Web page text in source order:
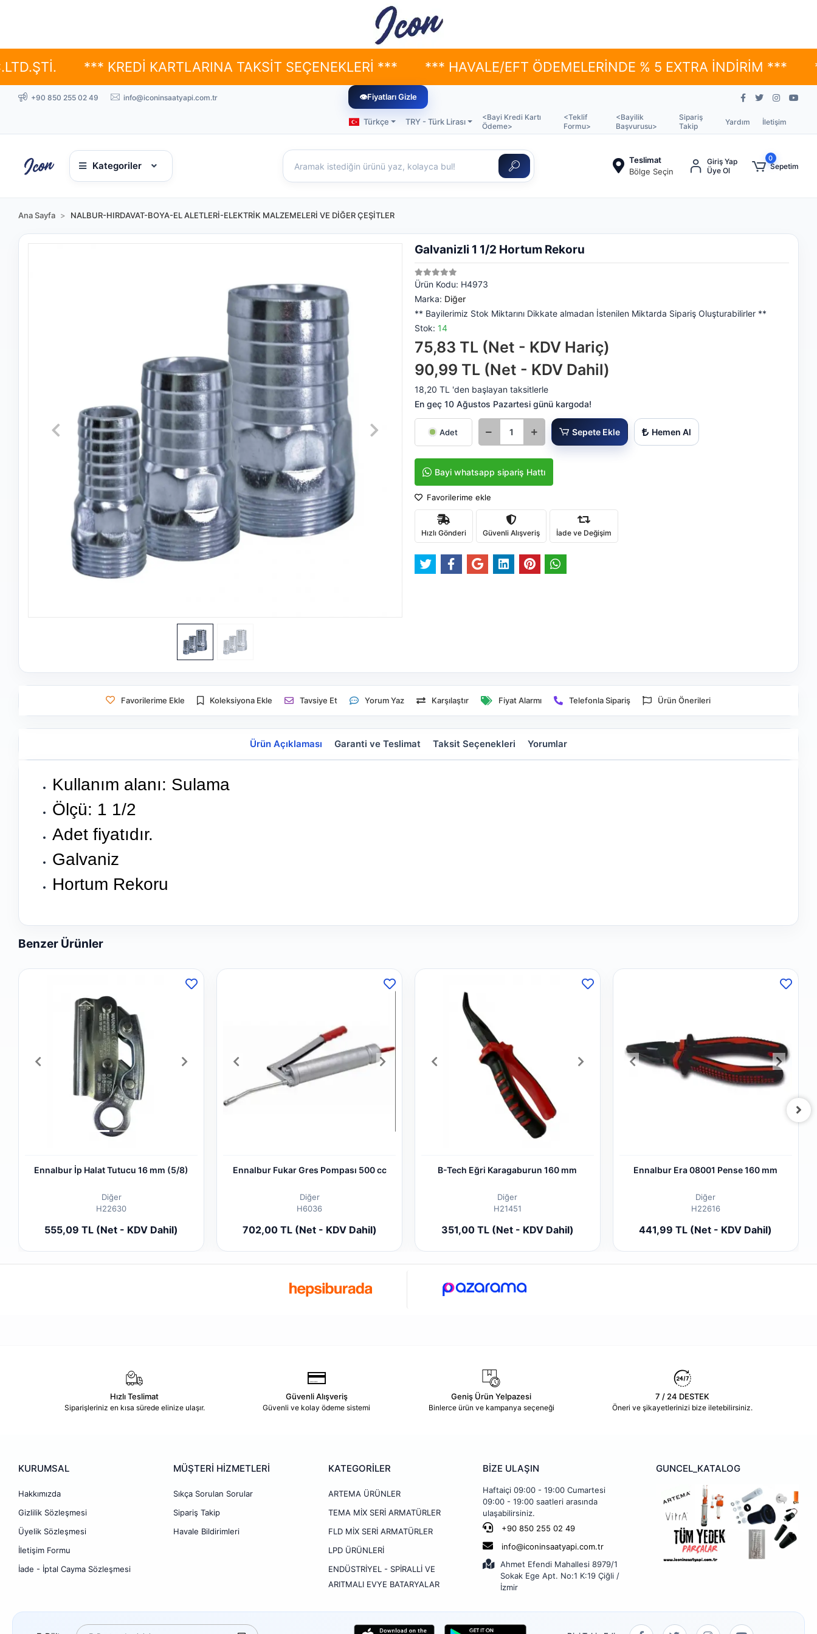
*** KREDİ KARTLARINA TAKSİT SEÇENEKLERİ *** *** HAVALE/EFT ÖDEMELERİNDE % 5 EXTRA İNDİRİM *** ***
+90 850 255 02 49 info@iconinsaatyapi.com.tr 👁Fiyatları Gizle
Türkçe TRY - Türk Lirası
<Bayi Kredi Kartı
Ödeme>
<Teklif
Formu>
<Bayilik
Başvurusu>
Sipariş
Takip
Yardım İletişim
Kategoriler
Teslimat
Bölge Seçin
Giriş Yap
Üye Ol
0
Sepetim
Ana Sayfa NALBUR-HIRDAVAT-BOYA-EL ALETLERİ-ELEKTRİK MALZEMELERİ VE DİĞER ÇEŞİTLER
Galvanizli 1 1/2 Hortum Rekoru
Ürün Kodu: H4973
Marka: Diğer
** Bayilerimiz Stok Miktarını Dikkate almadan İstenilen Miktarda Sipariş Oluşturabilirler **
Stok: 14
75,83 TL (Net - KDV Hariç)
90,99 TL (Net - KDV Dahil)
18,20 TL 'den başlayan taksitlerle
En geç 10 Ağustos Pazartesi günü kargoda!
Adet Sepete Ekle Hemen Al
Bayi whatsapp sipariş Hattı
Favorilerime ekle
Hızlı Gönderi Güvenli Alışveriş İade ve Değişim
Favorilerime Ekle Koleksiyona Ekle Tavsiye Et Yorum Yaz Karşılaştır Fiyat Alarmı Telefonla Sipariş Ürün Önerileri
Ürün Açıklaması Garanti ve Teslimat Taksit Seçenekleri Yorumlar
Kullanım alanı: Sulama
Ölçü: 1 1/2
Adet fiyatıdır.
Galvaniz
Hortum Rekoru
Benzer Ürünler
Ennalbur İp Halat Tutucu 16 mm (5/8)
Diğer
H22630
555,09 TL (Net - KDV Dahil)
Ennalbur Fukar Gres Pompası 500 cc
Diğer
H6036
702,00 TL (Net - KDV Dahil)
B-Tech Eğri Karagaburun 160 mm
Diğer
H21451
351,00 TL (Net - KDV Dahil)
Ennalbur Era 08001 Pense 160 mm
Diğer
H22616
441,99 TL (Net - KDV Dahil)
Hızlı Teslimat
Siparişleriniz en kısa sürede elinize ulaşır.
Güvenli Alışveriş
Güvenli ve kolay ödeme sistemi
Geniş Ürün Yelpazesi
Binlerce ürün ve kampanya seçeneği
7 / 24 DESTEK
Öneri ve şikayetlerinizi bize iletebilirsiniz.
KURUMSAL
Hakkımızda
Gizlilik Sözleşmesi
Üyelik Sözleşmesi
İletişim Formu
İade - İptal Cayma Sözleşmesi
MÜŞTERİ HİZMETLERİ
Sıkça Sorulan Sorular
Sipariş Takip
Havale Bildirimleri
KATEGORİLER
ARTEMA ÜRÜNLER
TEMA MİX SERİ ARMATÜRLER
FLD MİX SERİ ARMATÜRLER
LPD ÜRÜNLERİ
ENDÜSTRİYEL - SPİRALLİ VE
ARITMALI EVYE BATARYALAR
BİZE ULAŞIN
Haftaiçi 09:00 - 19:00 Cumartesi
09:00 - 19:00 saatleri arasında
ulaşabilirsiniz.
+90 850 255 02 49
info@iconinsaatyapi.com.tr
Ahmet Efendi Mahallesi 8979/1
Sokak Ege Apt. No:1 K:19 Çiğli /
İzmir
GUNCEL_KATALOG